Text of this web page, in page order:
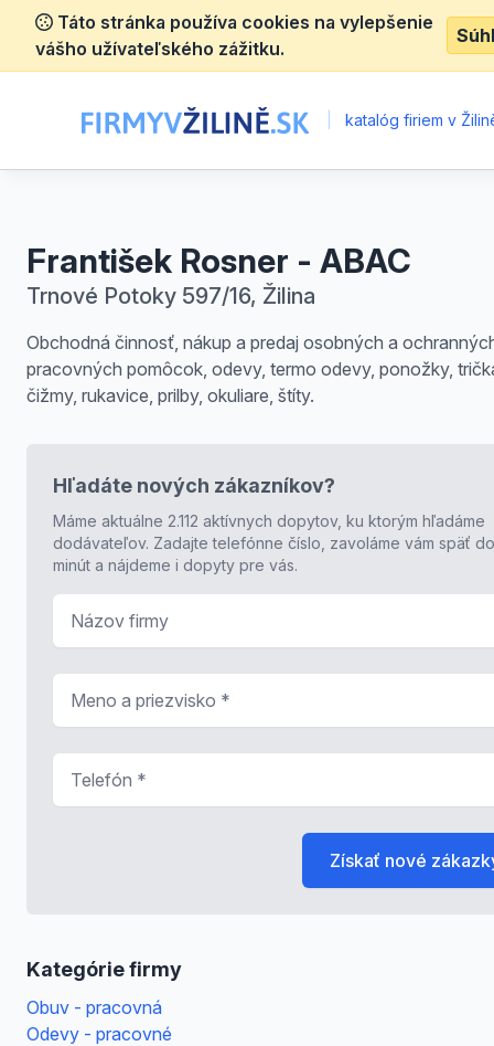
Táto stránka používa cookies na vylepšenie
vášho užívateľského zážitku.
katalóg firiem v
František Rosner - ABAC
Trnové Potoky 597/16, Žilina
Obchodná činnosť, nákup a predaj osobných a
pracovných pomôcok, odevy, termo odevy, ponožky,
čižmy, rukavice, prilby, okuliare, štíty.
Kategórie firmy
Obuv - pracovná
Odevy - pracovné
Hľadáte nových zákazníkov?
Máme aktuálne 2.112 aktívnych dopytov, ku ktorým hľadáme
dodávateľov. Zadajte telefónne číslo, zavoláme vám späť
minút a nájdeme i dopyty pre vás.
Získať nové